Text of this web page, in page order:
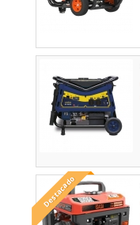
Destacado